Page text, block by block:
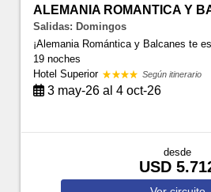
ALEMANIA ROMANTICA Y
Salidas: Domingos
¡Alemania Romántica y Balcanes te
19 noches
Hotel Superior
Según itinerario
3 may-26 al 4 oct-26
desde
USD